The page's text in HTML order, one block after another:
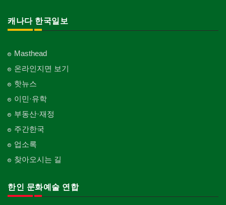
캐나다 한국일보
Masthead
온라인지면 보기
핫뉴스
이민·유학
부동산·재정
주간한국
업소록
찾아오시는 길
한인 문화예술 연합